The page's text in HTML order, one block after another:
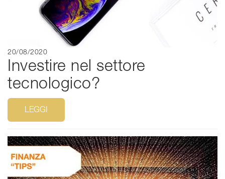
20/08/2020
Investire nel settore
tecnologico?
LEGGI